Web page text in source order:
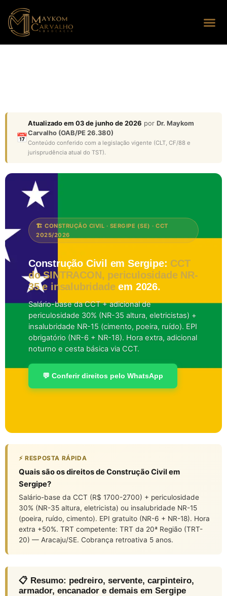
📅
Atualizado em 03 de junho de 2026 por Dr. Maykom
Carvalho (OAB/PE 26.380)
Conteúdo conferido com a legislação vigente (CLT, CF/88 e
jurisprudência atual do TST).
🏗️ CONSTRUÇÃO CIVIL · SERGIPE (SE) · CCT
2025/2026
Construção Civil em Sergipe: CCT
do SINTRACON, periculosidade NR-
35 e insalubridadeem 2026.
Salário-base da CCT + adicional de
periculosidade 30% (NR-35 altura, eletricistas) +
insalubridade NR-15 (cimento, poeira, ruído). EPI
obrigatório (NR-6 + NR-18). Hora extra, adicional
noturno e cesta básica via CCT.
💬 Conferir direitos pelo WhatsApp
⚡ RESPOSTA RÁPIDA
Quais são os direitos de Construção Civil em
Sergipe?
Salário-base da CCT (R$ 1700-2700) + periculosidade
30% (NR-35 altura, eletricista) ou insalubridade NR-15
(poeira, ruído, cimento). EPI gratuito (NR-6 + NR-18). Hora
extra +50%. TRT competente: TRT da 20ª Região (TRT-
20) — Aracaju/SE. Cobrança retroativa 5 anos.
📋 Resumo: pedreiro, servente, carpinteiro,
armador, encanador e demais em Sergipe